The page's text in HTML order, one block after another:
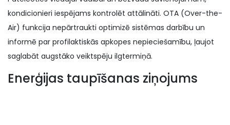
kondicionieri iespējams kontrolēt attālināti. OTA (Over-the-
Air) funkcija nepārtraukti optimizē sistēmas darbību un
informē par profilaktiskās apkopes nepieciešamību, ļaujot
saglabāt augstāko veiktspēju ilgtermiņā.
Enerģijas taupīšanas ziņojums